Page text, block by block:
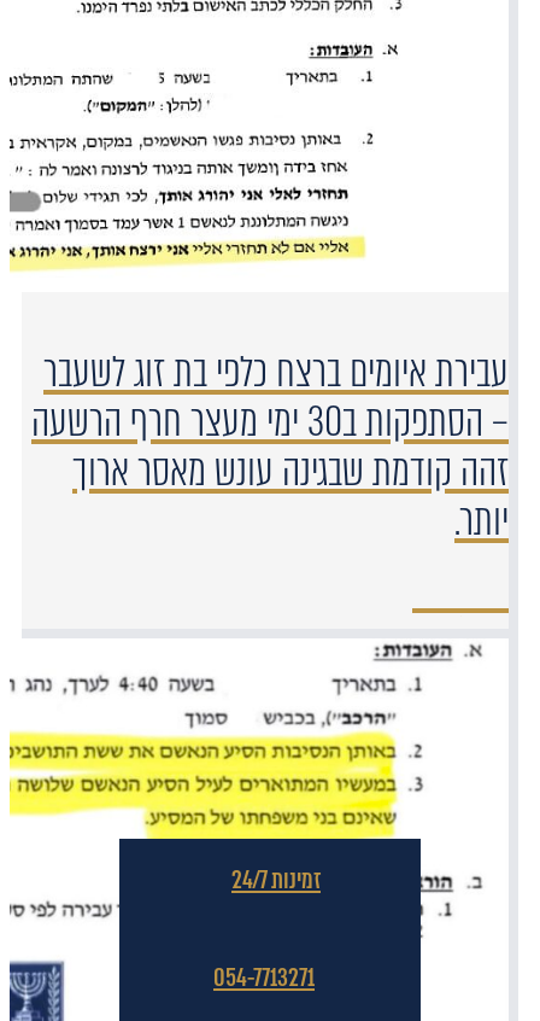
עבירת איומים ברצח כלפי בת זוג לשעבר
– הסתפקות ב30 ימי מעצר חרף הרשעה
זהה קודמת שבגינה עונש מאסר ארוך
יותר.
זמינות 24/7
054-7713271